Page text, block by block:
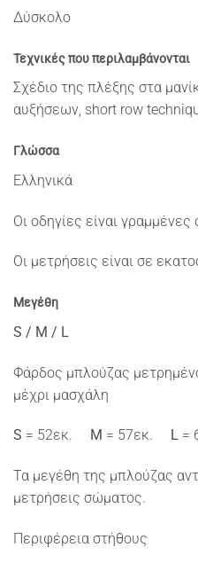
Δύσκολο
Τεχνικές που περιλαμβάνονται
Σχέδιο της πλέξης στα
αυξήσεων, short row
Γλώσσα
Ελληνικά
Οι οδηγίες είναι γραμμένες
Οι μετρήσεις είναι σε
Μεγέθη
S / M / L
Φάρδος μπλούζας
μέχρι μασχάλη
S = 52εκ. M = 57εκ. L =
Τα μεγέθη της μπλούζας
μετρήσεις σώματος.
Περιφέρεια στήθους